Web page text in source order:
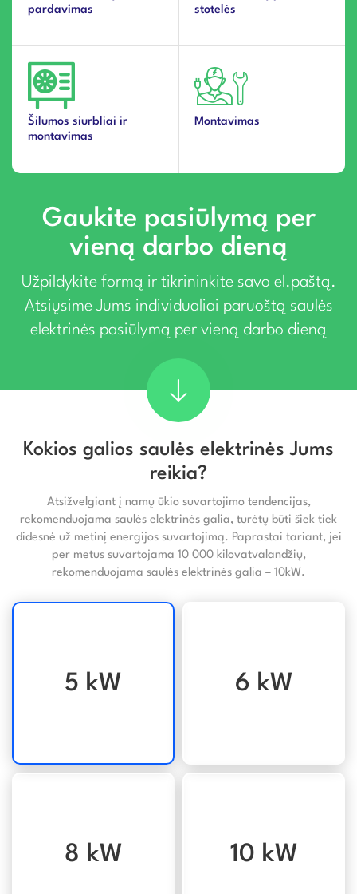
pardavimas
stotelės
Šilumos siurbliai ir
montavimas
Montavimas
Gaukite pasiūlymą per
vieną darbo dieną
Užpildykite formą ir tikrininkite savo el.paštą.
Atsiųsime Jums individualiai paruoštą saulės
elektrinės pasiūlymą per vieną darbo dieną
Kokios galios saulės elektrinės Jums
reikia?
Atsižvelgiant į namų ūkio suvartojimo tendencijas,
rekomenduojama saulės elektrinės galia, turėtų būti šiek tiek
didesnė už metinį energijos suvartojimą. Paprastai tariant, jei
per metus suvartojama 10 000 kilovatvalandžių,
rekomenduojama saulės elektrinės galia – 10kW.
5 kW 6 kW
8 kW 10 kW